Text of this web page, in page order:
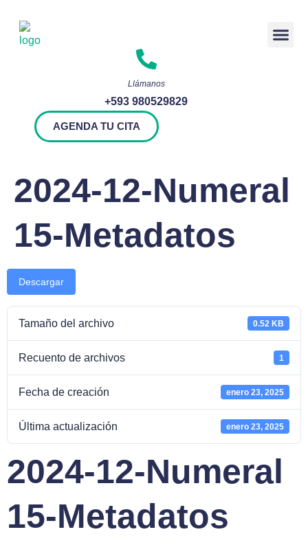
Llámanos
+593 980529829
AGENDA TU CITA
2024-12-Numeral
15-Metadatos
Descargar
Tamaño del archivo 0.52 KB
Recuento de archivos 1
Fecha de creación enero 23, 2025
Última actualización enero 23, 2025
2024-12-Numeral
15-Metadatos